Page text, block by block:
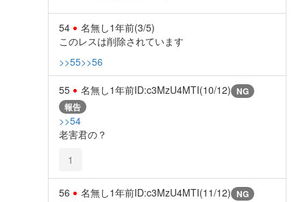
54 名無し1年前(3/5)
このレスは削除されています
>>55>>56
55 名無し1年前ID:c3MzU4MTI(10/12) NG
報告
>>54
老害君の？
1
56 名無し1年前ID:c3MzU4MTI(11/12) NG